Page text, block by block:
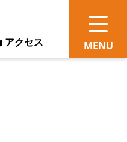
アクセス